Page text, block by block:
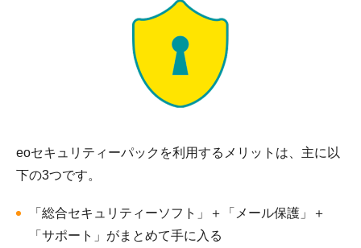
eoセキュリティーパックを利用するメリットは、主に以
下の3つです。
「総合セキュリティーソフト」＋「メール保護」＋
「サポート」がまとめて手に入る